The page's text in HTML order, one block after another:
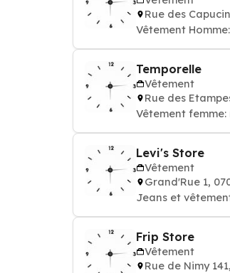
Rue des
Vêtement
Temporelle
Vêtement
Rue des
Vêtement
Levi's Store
Vêtement
Grand'Rue 1,
Jeans et
Frip Store
Vêtement
Rue de Nimy